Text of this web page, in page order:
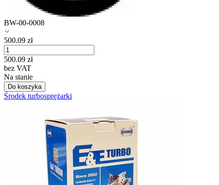
BW-00-0008
500.09 zł
500.09 zł
bez VAT
Na stanie
Do koszyka
Środek turbosprężarki